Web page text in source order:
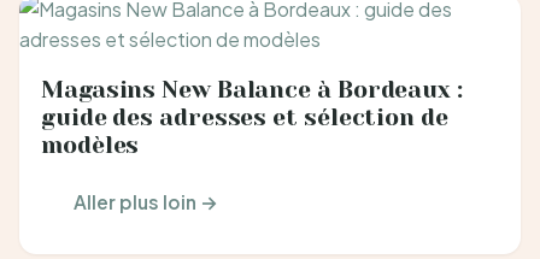
Magasins New Balance à Bordeaux :
guide des adresses et sélection de
modèles
Aller plus loin →